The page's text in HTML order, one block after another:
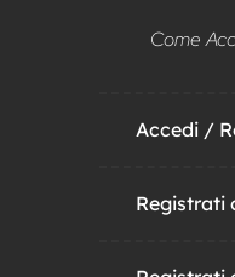
Come
Accedi /
Registrati